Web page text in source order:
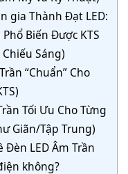
gia Thành Đạt LED:
Biến Được KTS
Sáng)
“Chuẩn” Cho
Tối Ưu Cho Từng
Giãn/Tập Trung)
Đèn LED Âm Trần
không?